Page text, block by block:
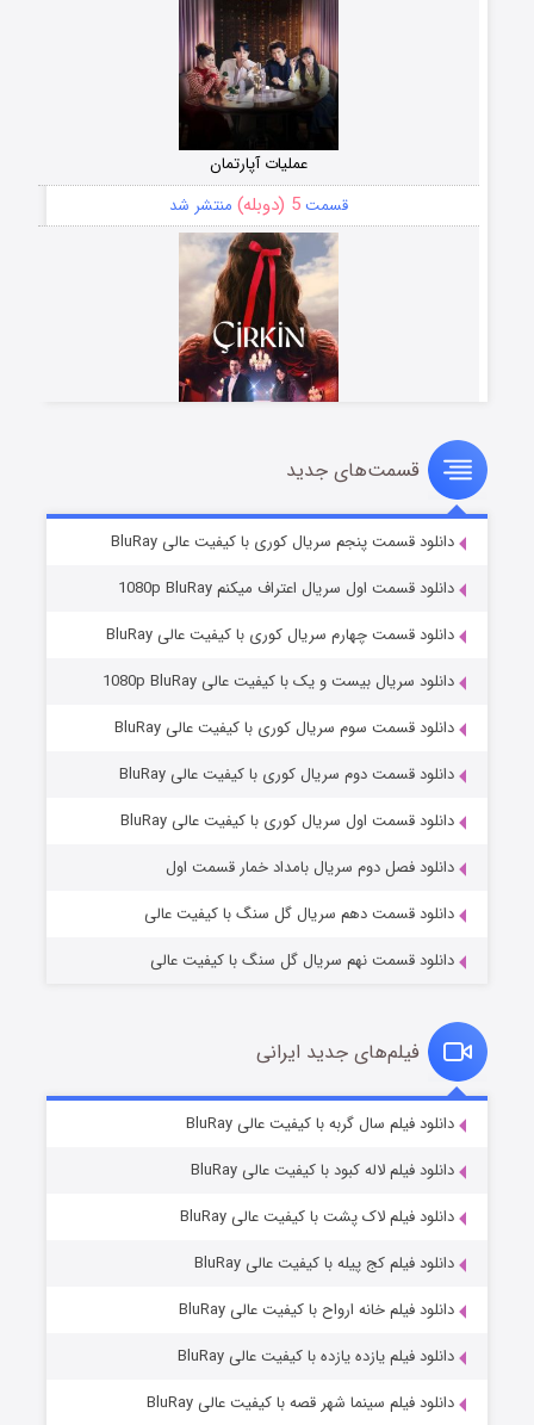
عملیات آپارتمان
قسمت5 (دوبله) منتشر شد
سریال زشت
قسمت2 (زیرنویس) منتشر شد
مردگان متحرک: شهر مرده ۳
قسمت2 (زیرنویس) منتشر شد
قسمت7 (زیرنویس) منتشر شد
قسمت‌های جدید
دانلود قسمت پنجم سریال کوری با کیفیت عالی BluRay
دانلود قسمت اول سریال اعتراف میکنم 1080p BluRay
دانلود قسمت چهارم سریال کوری با کیفیت عالی BluRay
دانلود سریال بیست و یک با کیفیت عالی 1080p BluRay
دانلود قسمت سوم سریال کوری با کیفیت عالی BluRay
دانلود قسمت دوم سریال کوری با کیفیت عالی BluRay
دانلود قسمت اول سریال کوری با کیفیت عالی BluRay
دانلود فصل دوم سریال بامداد خمار قسمت اول
دانلود قسمت دهم سریال گل سنگ با کیفیت عالی
دانلود قسمت نهم سریال گل سنگ با کیفیت عالی
فیلم‌های جدید ایرانی
دانلود فیلم سال گربه با کیفیت عالی BluRay
دانلود فیلم لاله کبود با کیفیت عالی BluRay
دانلود فیلم لاک پشت با کیفیت عالی BluRay
دانلود فیلم کج‌ پیله با کیفیت عالی BluRay
دانلود فیلم خانه ارواح با کیفیت عالی BluRay
دانلود فیلم یازده یازده با کیفیت عالی BluRay
دانلود فیلم سینما شهر قصه با کیفیت عالی BluRay